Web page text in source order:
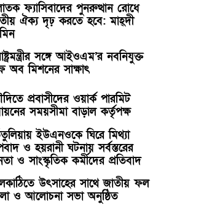
ফ্যাসিবাদের পুনরুত্থান রোধে
ঐক্য দৃঢ় করতে হবে: মাহ্দী
সঙ্গে আইওএম’র নবনিযুক্ত
অব মিশনের সাক্ষাৎ
প্রবাসীদের ওয়ার্ক পারমিট
সময়সীমা বাড়াল কর্তৃপক্ষ
ইউএনওকে ঘিরে মিথ্যা
ও হয়রানী ঘটনায় সর্বস্তরের
ও সাংস্কৃতিক কর্মীদের প্রতিবাদ
উৎসাহের সাথে জাতীয় ফল
ও আলোচনা সভা অনুষ্ঠিত